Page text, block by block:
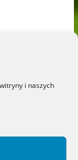
i naszych